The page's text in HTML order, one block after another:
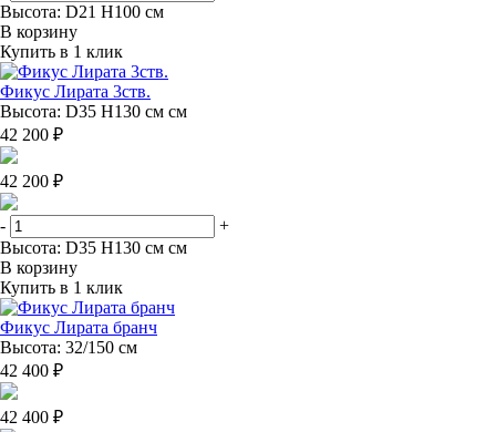
Высота: D21 H100 см
В корзину
Купить в 1 клик
Фикус Лирата 3ств.
Высота: D35 H130 см см
42 200 ₽
42 200 ₽
-
+
Высота: D35 H130 см см
В корзину
Купить в 1 клик
Фикус Лирата бранч
Высота: 32/150 см
42 400 ₽
42 400 ₽